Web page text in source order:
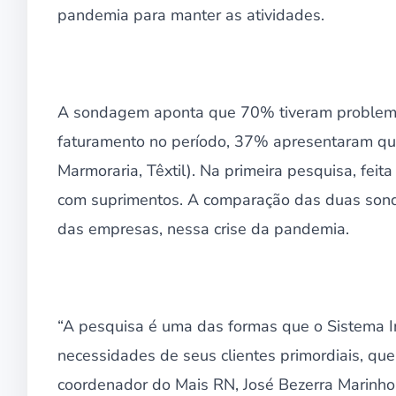
pandemia para manter as atividades.
A sondagem aponta que 70% tiveram
faturamento no período, 37% apresentaram
Marmoraria, Têxtil). Na primeira pesquisa,
com suprimentos. A comparação das duas
das empresas, nessa crise da pandemia.
“A pesquisa é uma das formas que o
necessidades de seus clientes primordiais,
coordenador do Mais RN, José Bezerra